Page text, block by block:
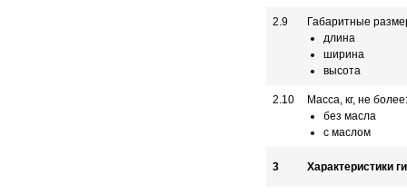
2.9
Габаритные
длина
ширина
высота
2.10
Масса, кг, не более:
без масла
с маслом
3 Характеристики